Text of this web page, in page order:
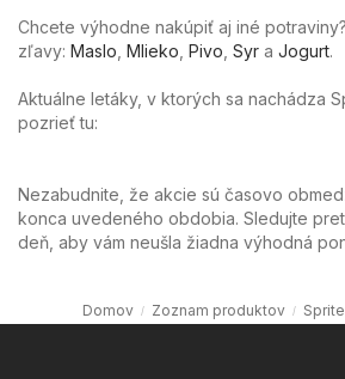
Chcete výhodne nakúpiť aj iné
zľavy: Maslo Mlieko Pivo Syr a Jogurt.
Aktuálne letáky, v ktorých sa nachádza
pozrieť tu:
Nezabudnite, že akcie sú časovo
konca uvedeného obdobia. Sledujte
deň, aby vám neušla žiadna výhodná
Domov Zoznam produktov Sprite